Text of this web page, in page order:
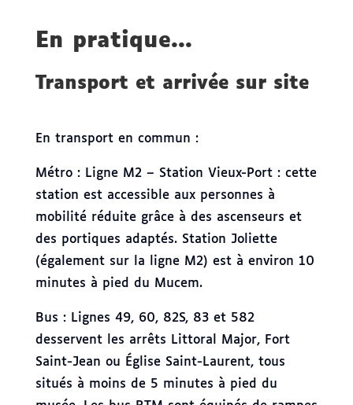
En pratique...
Transport et arrivée sur site
En transport en commun :
Métro : Ligne M2 – Station Vieux-Port : cette
station est accessible aux personnes à
mobilité réduite grâce à des ascenseurs et
des portiques adaptés. Station Joliette
(également sur la ligne M2) est à environ 10
minutes à pied du Mucem.
Bus : Lignes 49, 60, 82S, 83 et 582
desservent les arrêts Littoral Major, Fort
Saint-Jean ou Église Saint-Laurent, tous
situés à moins de 5 minutes à pied du